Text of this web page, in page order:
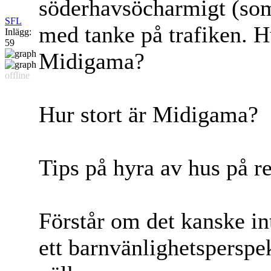
SFL
Inlägg:
59
offline
söderhavsöcharmigt
med tanke på trafiken.
Midigama?
Hur stort är Midigama?
Tips på hyra av hus på
Förstår om det kanske
ett